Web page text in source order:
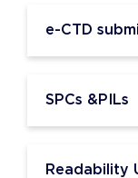
e-CTD
SPCs &PILs
Readability